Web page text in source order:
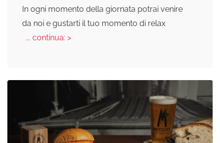
In ogni momento della giornata potrai venire
da noi e gustarti il tuo momento di relax
... continua: >